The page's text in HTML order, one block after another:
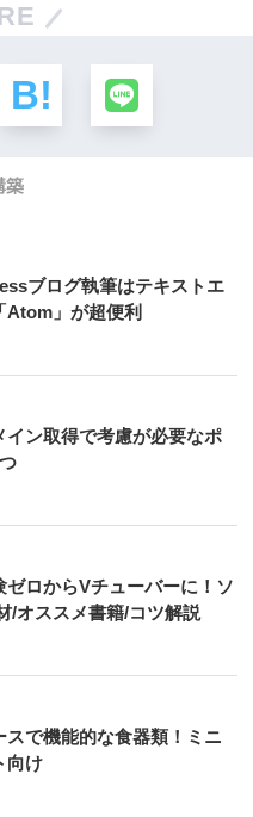
築
ブログ執筆はテキストエ
Atom」が超便利
イン取得で考慮が必要なポ
ゼロからVチューバーに！ソ
/オススメ書籍/コツ解説
スで機能的な食器類！ミニ
向け